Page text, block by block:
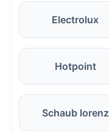
Electrolux
Hotpoint
Schaub lorenz